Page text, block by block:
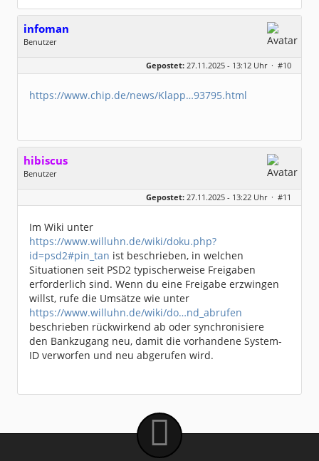
infoman
Benutzer
Dabei seit:
06 / 2008
Gepostet: 27.11.2025 - 13:12 Uhr · #10
https://www.chip.de/news/Klapp…93795.html
hibiscus
Benutzer
Geschlecht:
keine Angabe
Homepage:
willuhn.de/
Dabei seit:
03 / 2005
Gepostet: 27.11.2025 - 13:22 Uhr · #11
Im Wiki unter
https://www.willuhn.de/wiki/doku.php?
id=psd2#pin_tan ist beschrieben, in welchen
Situationen seit PSD2 typischerweise Freigaben
erforderlich sind. Wenn du eine Freigabe erzwingen
willst, rufe die Umsätze wie unter
https://www.willuhn.de/wiki/do…nd_abrufen
beschrieben rückwirkend ab oder synchronisiere
den Bankzugang neu, damit die vorhandene System-
ID verworfen und neu abgerufen wird.